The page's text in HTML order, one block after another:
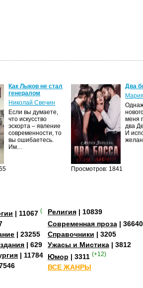
Как Лыков не стал
генералом
Николай Свечин
Если вы думаете,
что искусство
эскорта – явление
современности, то
вы ошибаетесь.
Им…
Просмотров: 1841
Два
меня
два
И
| 11067 (+3)
| 23255
| 629
| 11784
Религия| 10839
Современная проза| 36640
Справочники | 3205
Ужасы и Мистика| 3812
Юмор | 3311 (+12)
ВСЕ ЖАНРЫ